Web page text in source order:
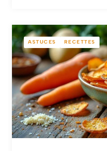
ASTUCES RECETTES